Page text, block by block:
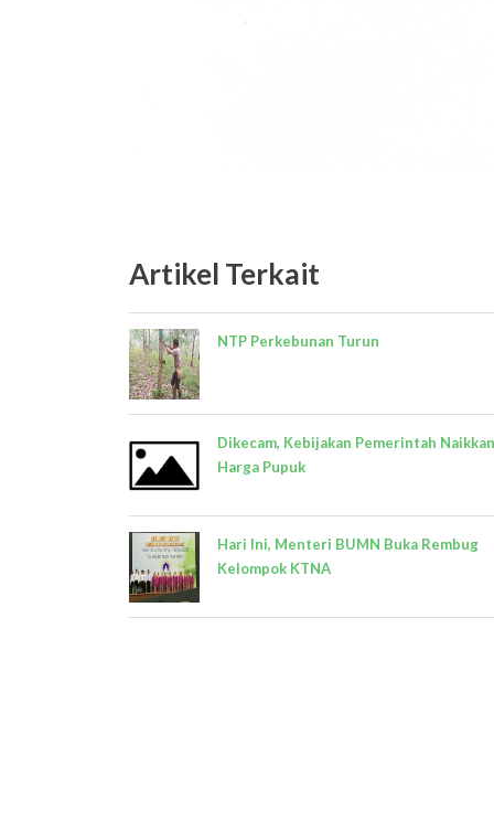
Artikel Terkait
NTP Perkebunan Turun
Dikecam, Kebijakan Pemerintah Naikkan
Harga Pupuk
Hari Ini, Menteri BUMN Buka Rembug
Kelompok KTNA